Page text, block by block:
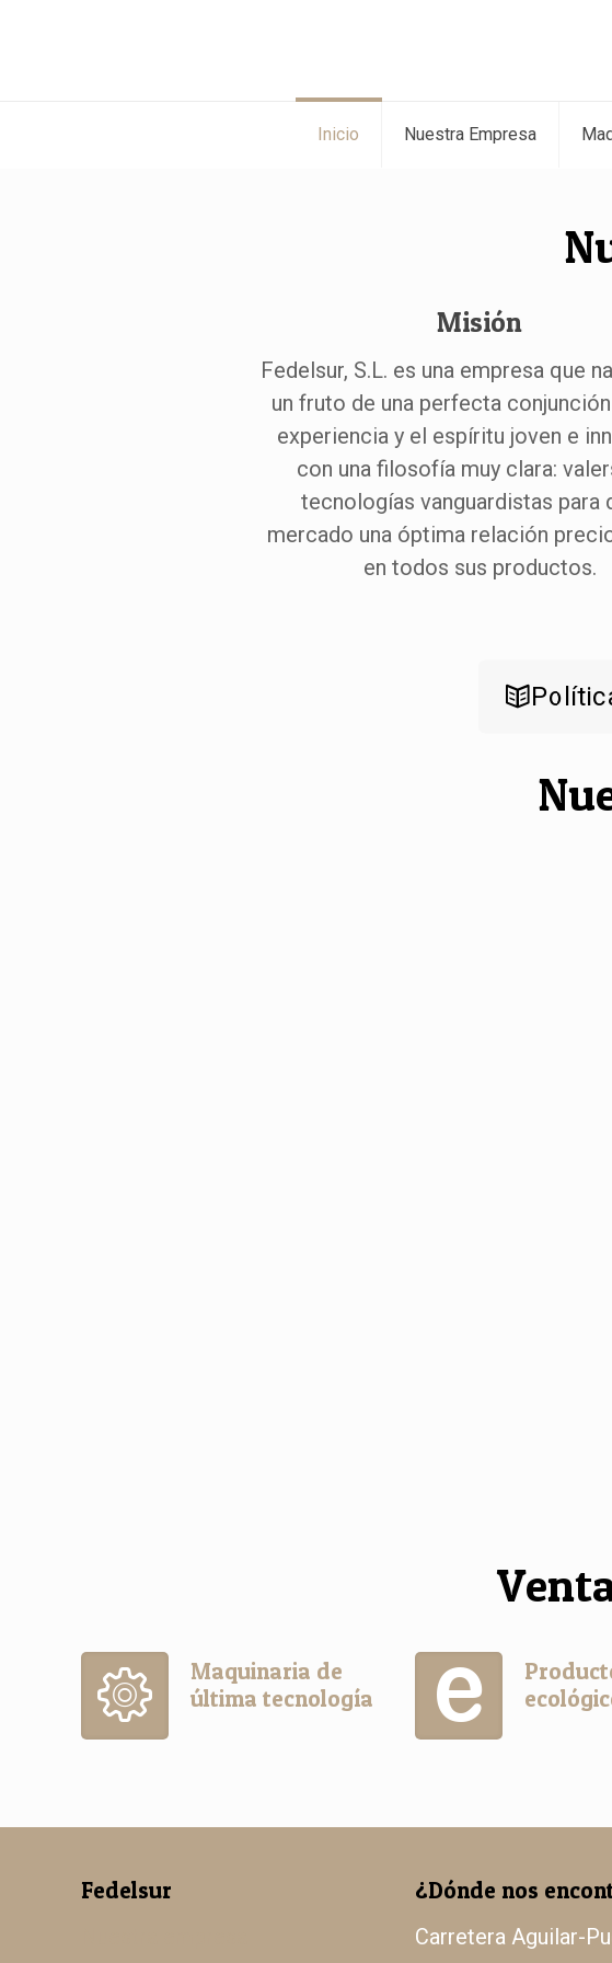
Inicio Nuestra Empresa
Misión
Fedelsur, S.L. es una empresa que
un fruto de una perfecta
experiencia y el espíritu joven e
con una filosofía muy clara:
tecnologías vanguardistas para
mercado una óptima relación
en todos sus productos.
Maquinaria de
última tecnología
Fedelsur ¿Dónde nos
Carretera Aguilar-